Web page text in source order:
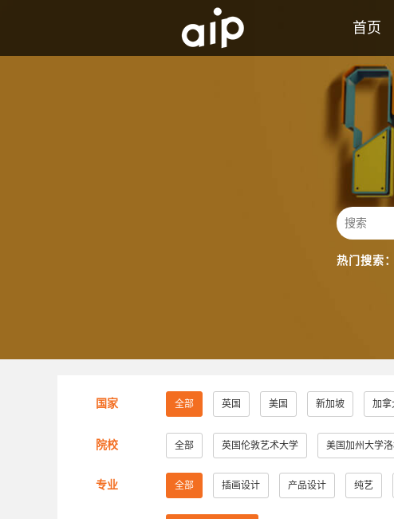
首页
AIP
英美
日本
热门搜索：
国家 全部 英国 美国 新加坡 加拿
院校 全部 英国伦敦艺术大学 美国加州大学
美国萨凡纳艺术与设计学院 美国纽约普瑞特
美国芝加哥艺术学院
专业 全部 插画设计 产品设计 纯艺